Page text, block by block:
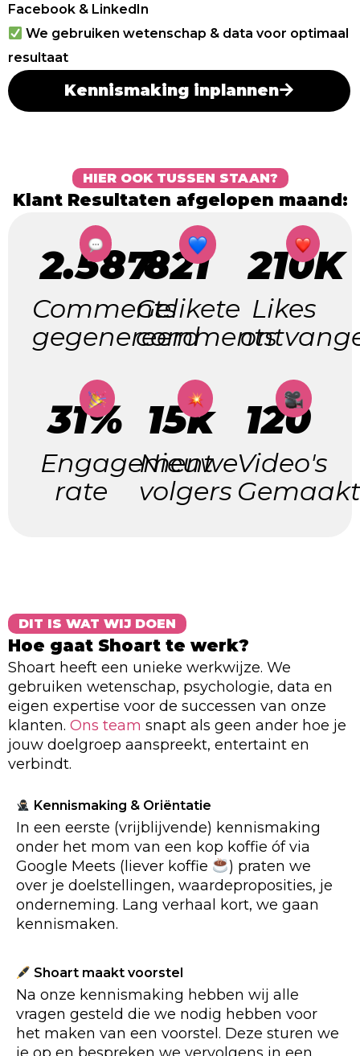
Facebook & LinkedIn
We gebruiken wetenschap & data voor optimaal
resultaat
Kennismaking inplannen
HIER OOK TUSSEN STAAN?
Klant Resultaten afgelopen maand:
2.587
Comments
gegenereerd
821
Gelikete
comments
210K
Likes
31%
Engagement
rate
15k
Nieuwe
volgers
120
Video's
DIT IS WAT WIJ DOEN
Hoe gaat Shoart te werk?
Shoart heeft een unieke werkwijze. We
gebruiken wetenschap, psychologie, data en
eigen expertise voor de successen van onze
klanten. Ons team snapt als geen ander hoe je
jouw doelgroep aanspreekt, entertaint en
verbindt.
Kennismaking & Oriëntatie
In een eerste (vrijblijvende) kennismaking
onder het mom van een kop koffie óf via
Google Meets (liever koffie
) praten we
over je doelstellingen, waardeproposities, je
onderneming. Lang verhaal kort, we gaan
kennismaken.
Shoart maakt voorstel
Na onze kennismaking hebben wij alle
vragen gesteld die we nodig hebben voor
het maken van een voorstel. Deze sturen we